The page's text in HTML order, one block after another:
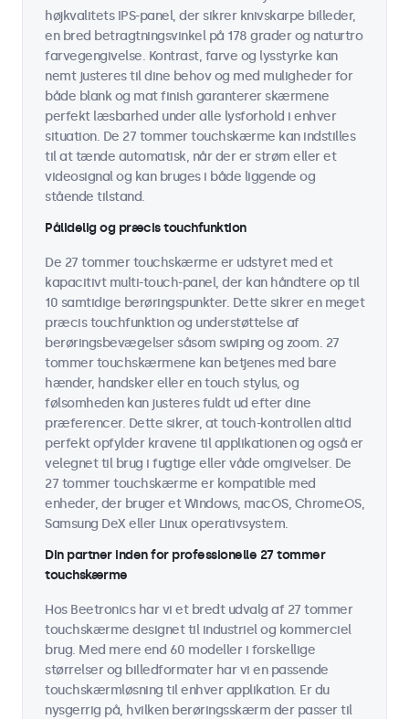
højkvalitets IPS-panel, der sikrer knivskarpe billeder,
en bred betragtningsvinkel på 178 grader og naturtro
farvegengivelse. Kontrast, farve og lysstyrke kan
nemt justeres til dine behov og med muligheder for
både blank og mat finish garanterer skærmene
perfekt læsbarhed under alle lysforhold i enhver
situation. De 27 tommer touchskærme kan indstilles
til at tænde automatisk, når der er strøm eller et
videosignal og kan bruges i både liggende og
stående tilstand.
Pålidelig og præcis touchfunktion
De 27 tommer touchskærme er udstyret med et
kapacitivt multi-touch-panel, der kan håndtere op til
10 samtidige berøringspunkter. Dette sikrer en meget
præcis touchfunktion og understøttelse af
berøringsbevægelser såsom swiping og zoom. 27
tommer touchskærmene kan betjenes med bare
hænder, handsker eller en touch stylus, og
følsomheden kan justeres fuldt ud efter dine
præferencer. Dette sikrer, at touch-kontrollen altid
perfekt opfylder kravene til applikationen og også er
velegnet til brug i fugtige eller våde omgivelser. De
27 tommer touchskærme er kompatible med
enheder, der bruger et Windows, macOS, ChromeOS,
Samsung DeX eller Linux operativsystem.
Din partner inden for professionelle 27 tommer
touchskærme
Hos Beetronics har vi et bredt udvalg af 27 tommer
touchskærme designet til industriel og kommerciel
brug. Med mere end 60 modeller i forskellige
størrelser og billedformater har vi en passende
touchskærmløsning til enhver applikation. Er du
nysgerrig på, hvilken berøringsskærm der passer til